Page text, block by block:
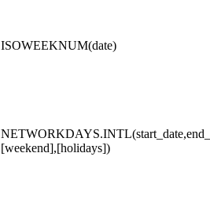
ISOWEEKNUM(date)
[weekend],[holidays])